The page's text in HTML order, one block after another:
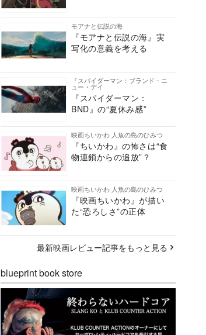
モアナと伝説の海
『モアナと伝説の海』実
写化の意義を考える
『スパイダーマン：ブランド・ニ
ュー・デイ
『スパイダーマン：
BND』の“夏休み感”
映画ちいかわ 人魚の島のひみつ
『ちいかわ』の怖さは“食
物連鎖からの追放”？
映画ちいかわ 人魚の島のひみつ
『映画ちいかわ』が描い
た“恐ろしさ”の正体
最新映画レビュー記事をもっと見る
blueprint book store